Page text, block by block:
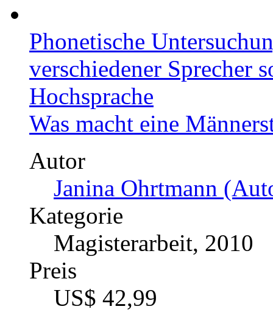
Phonetische
verschiedener Sprecher
Hochsprache
Was macht eine
Autor
Janina Ohrtmann
Kategorie
Magisterarbeit, 2010
Preis
US$ 42,99